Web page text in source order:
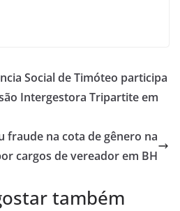
Social de Timóteo participa
Intergestora Tripartite em
fraude na cota de gênero na
cargos de vereador em BH
também